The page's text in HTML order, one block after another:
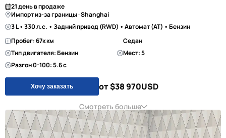
21 день в продаже
Импорт из-за границы · Shanghai
3 L • 330 л.с. • Задний привод (RWD) • Автомат (AT) • Бензин
Пробег: 67к км
Седан
Тип двигателя: Бензин
Мест: 5
Разгон 0-100: 5.6 с
Хочу заказать от $38 970USD
Смотреть больше